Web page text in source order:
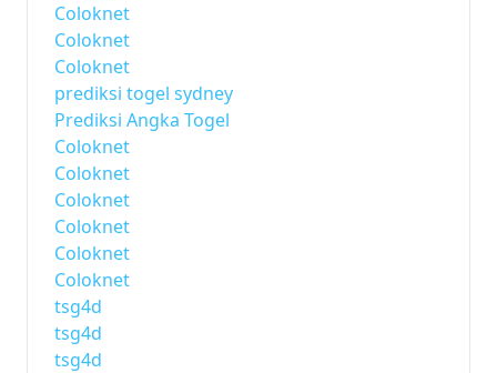
Coloknet
Coloknet
Coloknet
prediksi togel sydney
Prediksi Angka Togel
Coloknet
Coloknet
Coloknet
Coloknet
Coloknet
Coloknet
tsg4d
tsg4d
tsg4d